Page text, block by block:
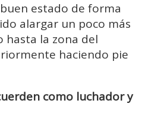
estado de forma
alargar un poco más
hasta la zona del
haciendo pie
como luchador y